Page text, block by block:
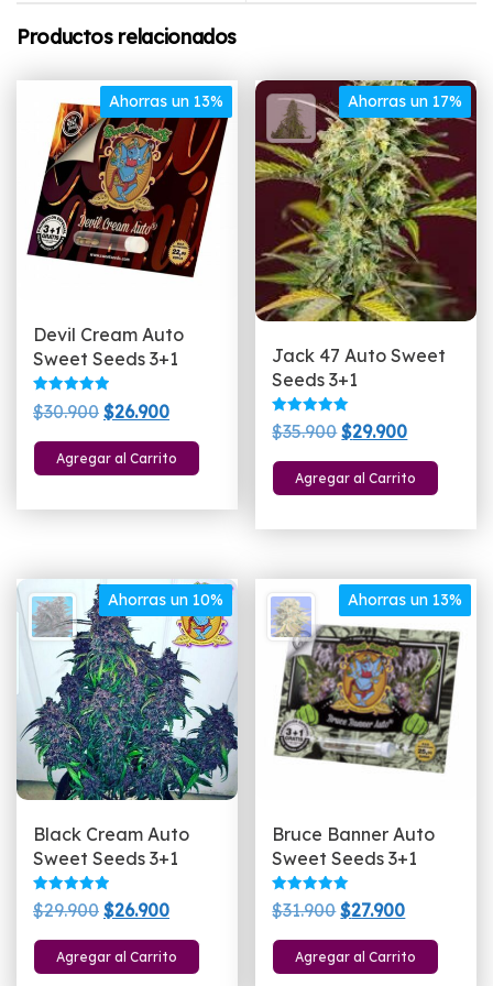
Productos relacionados
Ahorras un 13%
Devil Cream Auto
Sweet Seeds 3+1
Valorado
con
de 5
$30.900 El
precio
original
$26.900El
precio
actual
Agregar al Carrito
Ahorras un 17%
Jack 47 Auto Sweet
Seeds 3+1
Valorado
con
de 5
$35.900El
precio
original
$29.900El
precio
actual
Agregar al Carrito
Ahorras un 10%
Black Cream Auto
Sweet Seeds 3+1
Valorado
con
de 5
$29.900 El
precio
original
$26.900El
precio
actual
Agregar al Carrito
Ahorras un 13%
Bruce Banner Auto
Sweet Seeds 3+1
Valorado
con
de 5
$31.900El
precio
original
$27.900El
precio
actual
Agregar al Carrito